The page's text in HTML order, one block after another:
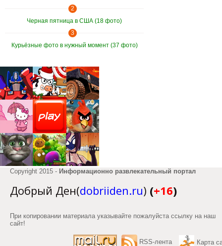
2
Черная пятница в США (18 фото)
3
Курьёзные фото в нужный момент (37 фото)
Copyright 2015 - Информационно развлекательный портал
Добрый Ден(dobriiden.ru) (+16)
При копировании материала указывайте пожалуйста ссылку на наш
сайт!
RSS-лента Карта